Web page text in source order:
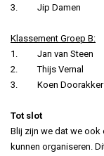
3. Jip Damen
Klassement Groep B:
1. Jan van Steen
2. Thijs Vernal
3. Koen
Tot slot
Blij zijn we dat we ook
kunnen organiseren.